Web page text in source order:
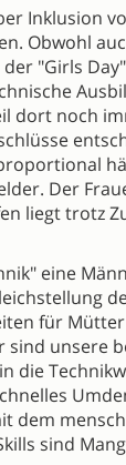
Inklusion
Obwohl
"Girls
dort noch
Der
liegt trotz
eine
für
sind unsere
die
dem
sind